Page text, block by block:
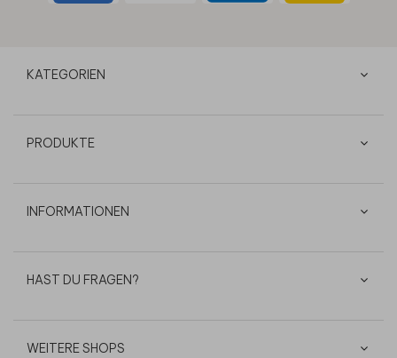
KATEGORIEN
PRODUKTE
INFORMATIONEN
HAST DU FRAGEN?
WEITERE SHOPS